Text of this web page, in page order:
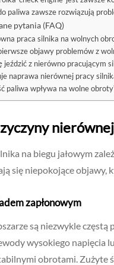
paliwa zawsze rozwiązują
pytania (FAQ)
praca silnika na wolnych
objawy problemów z
jeździć z nierówno pracującym
naprawa nierównej pracy
paliwa wpływa na wolne
na biegu jałowym
się niepokojące objawy,
zapłonowym
są niezwykle częstą
wysokiego napięcia
obrotami. Zużyte